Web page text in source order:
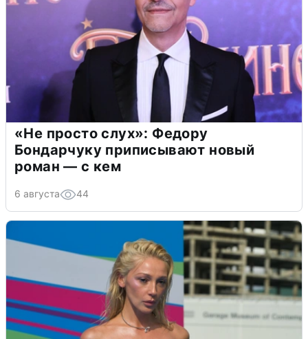
«Не просто слух»: Федору
Бондарчуку приписывают новый
роман — с кем
6 августа 44